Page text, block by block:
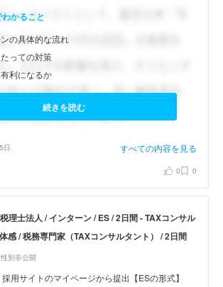
かること
の具体的な流れ
っての対策
利になるか
続きを読む
日 すべての内容を見る
0 0
理士法人 / インターン / ES / 2日間 - TAXコンサル
感 / 税務専門家（TAXコンサルタント） / 2日間
別非公開
採用サイトのマイページから提出【ESの形式】